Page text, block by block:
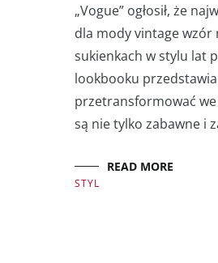
„Vogue” ogłosił, że
dla mody vintage wzór
sukienkach w stylu lat
lookbooku
przetransformować
są nie tylko zabawne i
READ MORE
STYL